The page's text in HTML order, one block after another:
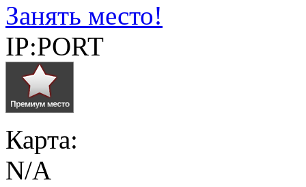
Занять место!
IP:PORT
Карта:
N/A